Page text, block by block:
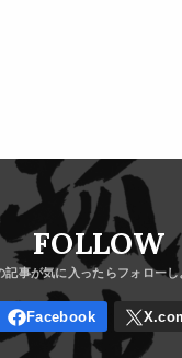
FOLLOW